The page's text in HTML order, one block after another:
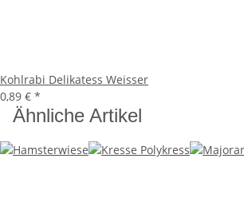
Kohlrabi Delikatess Weisser
0,89 € *
Ähnliche Artikel